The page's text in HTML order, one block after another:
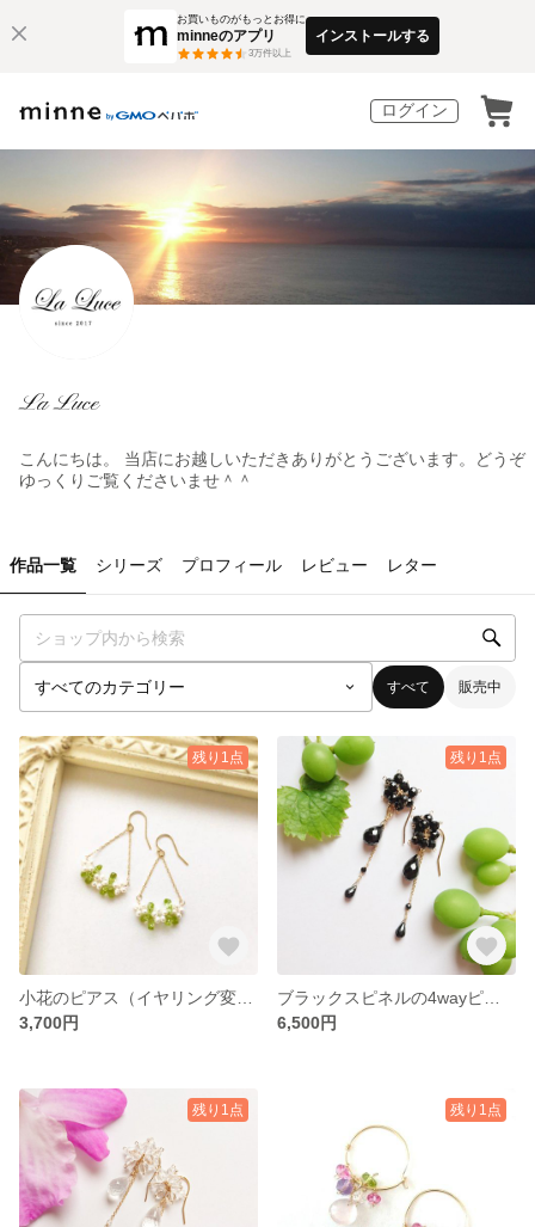
お買いものがもっとお得に
minneのアプリ
3万件以上
インストールする
ログイン
La Luce
こんにちは。 当店にお越しいただきありがとうございます。どうぞ
ゆっくりご覧くださいませ＾＾
作品一覧 シリーズ プロフィール レビュー レター
すべて 販売中
残り1点
3,700円
残り1点
6,500円
残り1点 残り1点